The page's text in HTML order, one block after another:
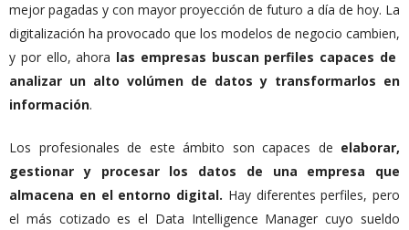
mejor pagadas y con mayor proyección de futuro a día de hoy. La
digitalización ha provocado que los modelos de negocio cambien,
y por ello, ahora las empresas buscan perfiles capaces de
analizar un alto volúmen de datos y transformarlos en
información.
Los profesionales de este ámbito son capaces de elaborar,
gestionar y procesar los datos de una empresa que
almacena en el entorno digital. Hay diferentes perfiles, pero
el más cotizado es el Data Intelligence Manager cuyo sueldo